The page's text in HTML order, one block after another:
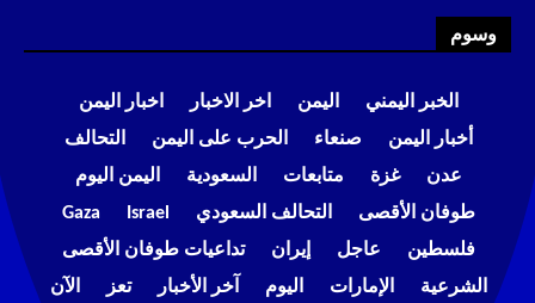
وسوم
الخبر اليمني اليمن اخر الاخبار
اخبار اليمن
أخبار اليمن
صنعاء الحرب على اليمن
التحالف
عدن
غزة متابعات السعودية
اليمن اليوم
طوفان الأقصى
التحالف السعودي Israel
Gaza
فلسطين
عاجل إيران
تداعيات طوفان الأقصى
الشرعية
الإمارات اليوم آخر الأخبار تعز الآن